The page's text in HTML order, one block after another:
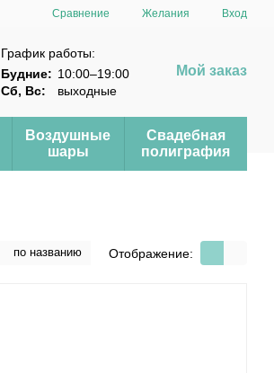
Сравнение Желания Вход
График работы:
Будние: 10:00–19:00
Сб, Вс:
выходные
Мой заказ
Воздушные
шары
Свадебная
полиграфия
по названию Отображение: